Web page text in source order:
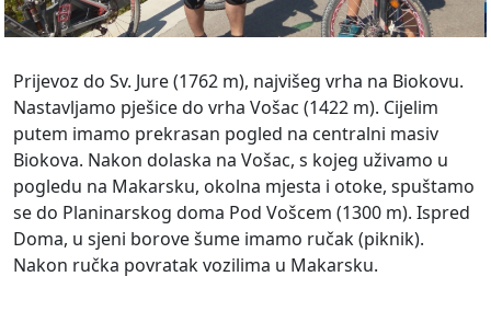
Prijevoz do Sv. Jure (1762 m), najvišeg vrha na Biokovu.
Nastavljamo pješice do vrha Vošac (1422 m). Cijelim
putem imamo prekrasan pogled na centralni masiv
Biokova. Nakon dolaska na Vošac, s kojeg uživamo u
pogledu na Makarsku, okolna mjesta i otoke, spuštamo
se do Planinarskog doma Pod Vošcem (1300 m). Ispred
Doma, u sjeni borove šume imamo ručak (piknik).
Nakon ručka povratak vozilima u Makarsku.